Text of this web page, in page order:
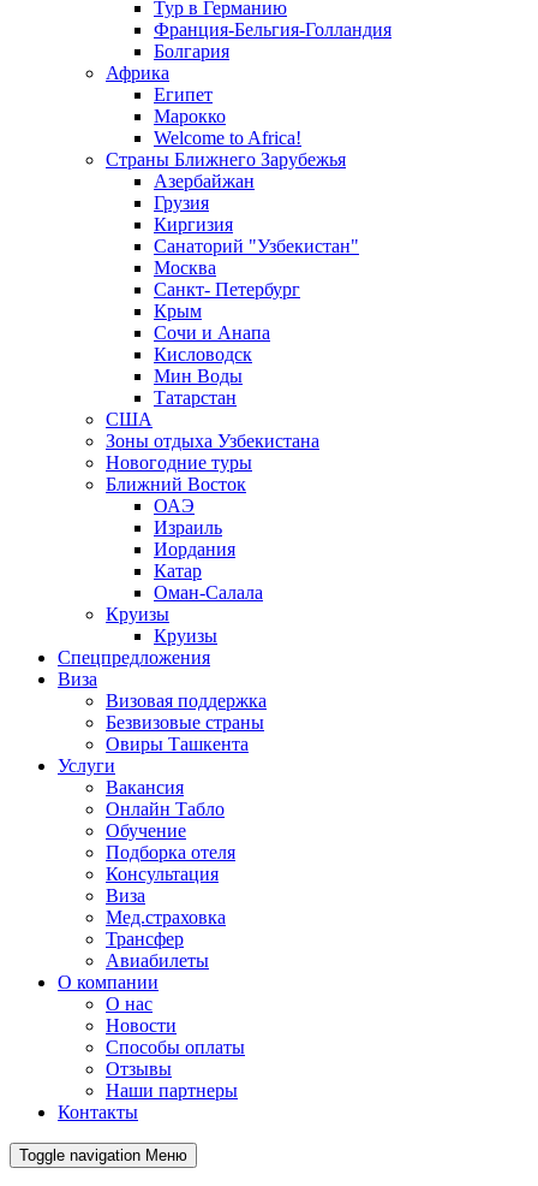
Тур в Германию
Франция-Бельгия-Голландия
Болгария
Африка
Египет
Марокко
Welcome to Africa!
Страны Ближнего Зарубежья
Азербайжан
Грузия
Киргизия
Санаторий "Узбекистан"
Москва
Санкт- Петербург
Крым
Сочи и Анапа
Кисловодск
Мин Воды
Татарстан
США
Зоны отдыха Узбекистана
Новогодние туры
Ближний Восток
ОАЭ
Израиль
Иордания
Катар
Оман-Салала
Круизы
Круизы
Спецпредложения
Виза
Визовая поддержка
Безвизовые страны
Овиры Ташкента
Услуги
Вакансия
Онлайн Табло
Обучение
Подборка отеля
Консультация
Виза
Мед.страховка
Трансфер
Авиабилеты
О компании
О нас
Новости
Способы оплаты
Отзывы
Наши партнеры
Контакты
Toggle navigation Меню